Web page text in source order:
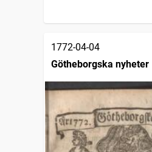
1772-04-04
Götheborgska nyheter